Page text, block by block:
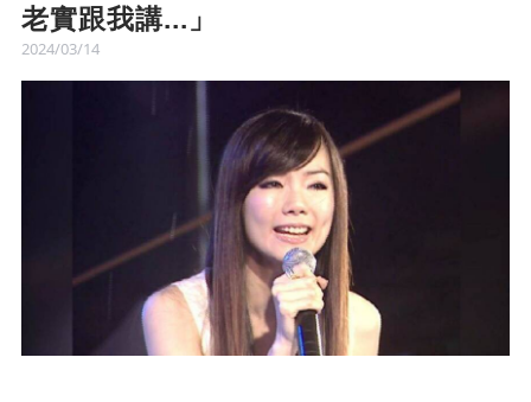
老實跟我講...」
2024/03/14